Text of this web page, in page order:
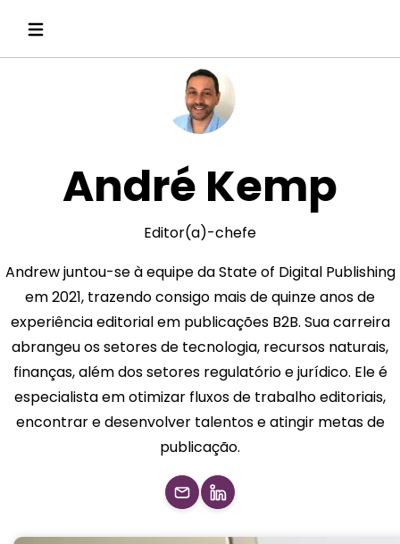
André Kemp
Editor(a)-chefe
Andrew juntou-se à equipe da State of Digital Publishing
em 2021, trazendo consigo mais de quinze anos de
experiência editorial em publicações B2B. Sua carreira
abrangeu os setores de tecnologia, recursos naturais,
finanças, além dos setores regulatório e jurídico. Ele é
especialista em otimizar fluxos de trabalho editoriais,
encontrar e desenvolver talentos e atingir metas de
publicação.